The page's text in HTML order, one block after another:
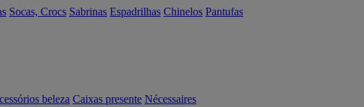
Socas, Crocs Sabrinas Espadrilhas Chinelos Pantufas
beleza Caixas presente Nécessaires